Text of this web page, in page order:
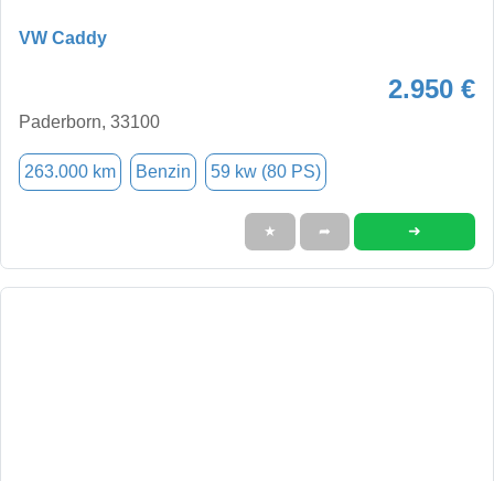
VW Caddy
2.950 €
Paderborn, 33100
263.000 km Benzin 59 kw (80 PS)
★ ➦ ➜